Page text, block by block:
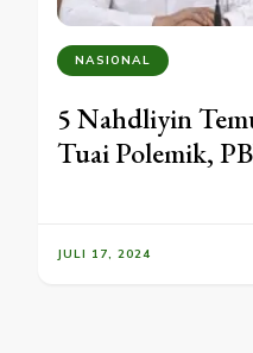
NASIONAL
5 Nahdliyin
Tuai Polemik,
JULI 17, 2024